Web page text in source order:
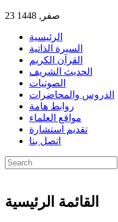
23 صفر, 1448
الرئيسية
السيرة الذاتية
القرآن الكريم
الحديث الشريف
الصوتيات
الدروس والمحاضرات
روابط هامة
مواقع العلماء
تقديم استشارة
اتصل بنا
القائمة الرئيسية